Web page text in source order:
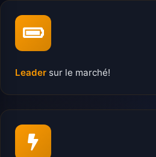
Leader sur le marché!